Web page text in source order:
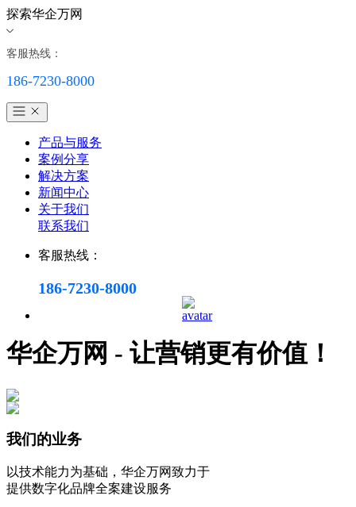
探索华企万网
客服热线：
186-7230-8000
产品与服务
案例分享
解决方案
新闻中心
关于我们
联系我们
客服热线：
186-7230-8000
华企万网 - 让营销更有价值！
我们的业务
以技术能力为基础，华企万网致力于
提供数字化品牌全案建设服务